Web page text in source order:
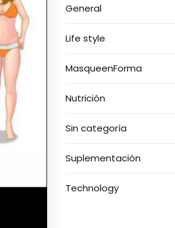
General
Life style
MasqueenForma
Nutrición
Sin categoría
Suplementación
Technology